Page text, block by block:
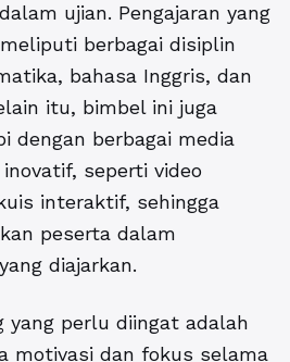
ujian. Pengajaran yang
berbagai disiplin
bahasa Inggris, dan
itu, bimbel ini juga
dengan berbagai media
seperti video
interaktif, sehingga
peserta dalam
diajarkan.
yang perlu diingat adalah
motivasi dan fokus selama